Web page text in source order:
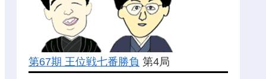
第67期 王位戦七番勝負 第4局